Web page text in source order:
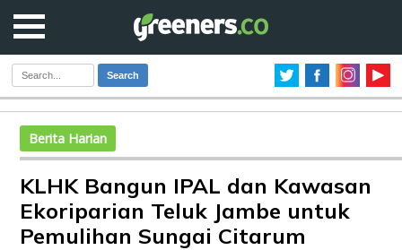
Search
Berita Harian
KLHK Bangun IPAL dan Kawasan
Ekoriparian Teluk Jambe untuk
Pemulihan Sungai Citarum